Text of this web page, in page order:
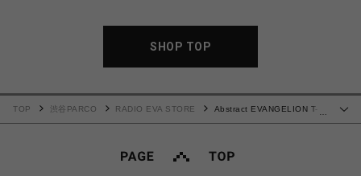
SHOP TOP
TOP 渋谷PARCO RADIO EVA STORE
Abstract EVANGELION T-